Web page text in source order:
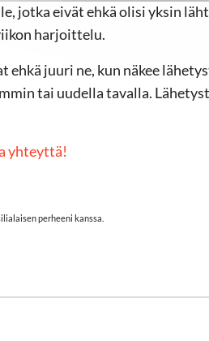
jotka eivät ehkä olisi yksin
harjoittelu.
juuri ne, kun näkee
tai uudella tavalla.
yhteyttä!
perheeni kanssa.